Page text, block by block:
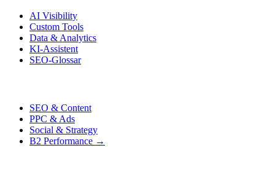
AI Visibility
Custom Tools
Data & Analytics
KI-Assistent
SEO-Glossar
SEO & Content
PPC & Ads
Social & Strategy
B2 Performance →